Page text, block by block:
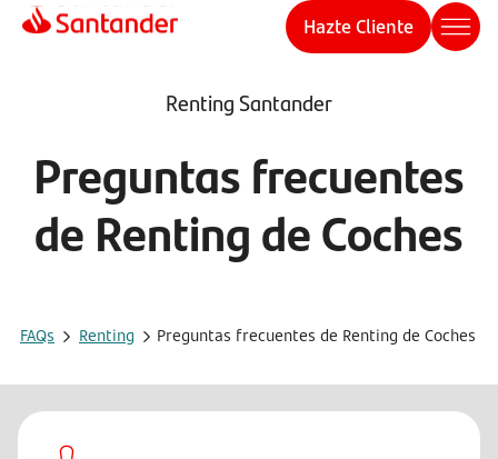
Hazte Cliente
Renting Santander
Preguntas frecuentes
de Renting de Coches
FAQs Renting Preguntas frecuentes de Renting de Coches